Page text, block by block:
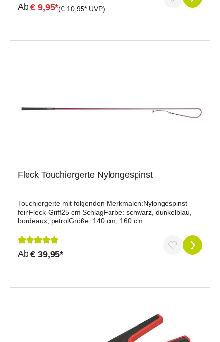
Durchschnittliche Bewertung von 5 von 5 Sternen
Ab € 9,95*(€ 10,95* UVP)
Fleck Touchiergerte Nylongespinst
Touchiergerte mit folgenden Merkmalen:Nylongespinst
feinFleck-Griff25 cm SchlagFarbe: schwarz, dunkelblau,
bordeaux, petrolGröße: 140 cm, 160 cm
Durchschnittliche Bewertung von 5 von 5 Sternen
Ab € 39,95*